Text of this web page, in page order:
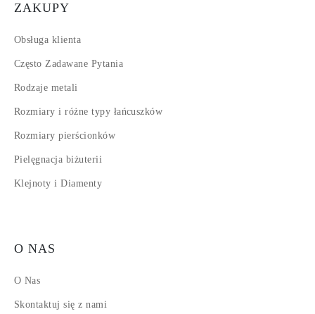
ZAKUPY
Obsługa klienta
Często Zadawane Pytania
Rodzaje metali
Rozmiary i różne typy łańcuszków
Rozmiary pierścionków
Pielęgnacja biżuterii
Klejnoty i Diamenty
O NAS
O Nas
Skontaktuj się z nami